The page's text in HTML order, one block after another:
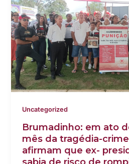
Uncategorized
Brumadinho: em ato
mês da tragédia-
afirmam que ex-